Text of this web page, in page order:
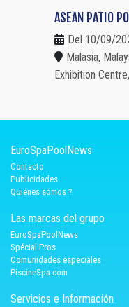
ASEAN PATIO
Del 10/09/
Malasia,
Exhibition
EuroSpaPoolNews
Contacto
Publicidades
Quiénes somos ?
Las marcas del grupo
EuroSpaPoolNews
Spécial Pros
Comunidades especiales
PiscineSpa.com
Servicios e Información